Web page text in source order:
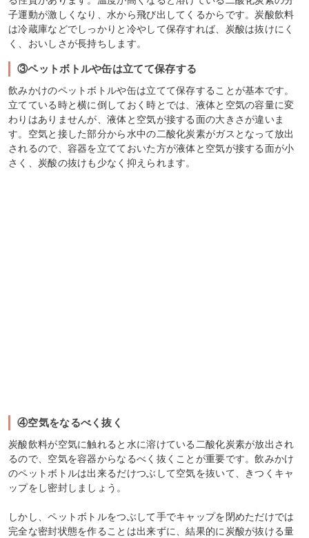
子運動が激しくなり、水から飛び出してくるからです。炭酸飲料
は冷蔵庫などでしっかりと冷やして保存すれば、炭酸は抜けにく
く、おいしさが長持ちします。
③ペットボトルや缶は立てて保存する
飲みかけのペットボトルや缶は立てて保存することが基本です。
立てている時と横に倒しておく時とでは、液体と空気の容量に変
わりはありませんが、液体と空気が接する面の大きさが違いま
す。空気と接した部分から水中の二酸化炭素がガスとなって放出
されるので、容器を立てておいた方が液体と空気が接する面が小
さく、炭酸の抜けも少なく抑えられます。
④空気をなるべく抜く
炭酸飲料が空気に触れると水に溶けている二酸化炭素が放出され
るので、空気を容器からなるべく抜くことが重要です。飲みかけ
のペットボトルは出来るだけつぶして空気を抜いて、きつくキャ
ップをし密封しましょう。
しかし、ペットボトルをつぶして手でキャップを閉めただけでは
完全な密封状態を作ることは出来ずに、結果的に炭酸が抜ける量